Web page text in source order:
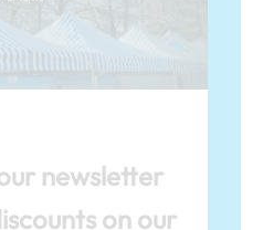
newsletter
on our